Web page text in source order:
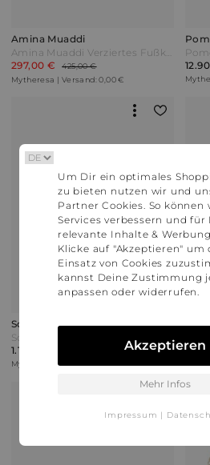
Amina Muaddi
297,00 €
425,00 €
Mytheresa | Versand: 0,00 €
Sophie Bille Brahe
1.175,00 €
Mytheresa | Versand: 0,00 €
Um Dir ein optimales
zu bieten nutzen wir und
Partner Cookies. So können
Services verbessern und für
relevante Inhalte &
Klicke auf "Akzeptieren" um
Einsatz von Cookies
kannst Deine Zustimmung
anpassen oder widerrufen.
Akzeptieren
Mehr Infos
Impressum |